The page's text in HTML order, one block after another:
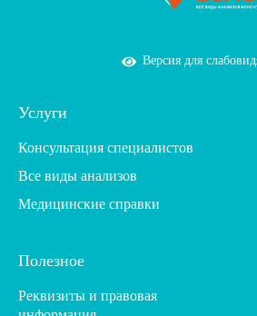
Версия для
Услуги
Консультация специалистов
Все виды анализов
Медицинские справки
Полезное
Реквизиты и правовая